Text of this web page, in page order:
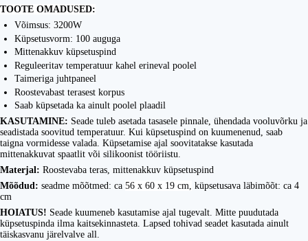
TOOTE OMADUSED:
Võimsus: 3200W
Küpsetusvorm: 100 auguga
Mittenakkuv küpsetuspind
Reguleeritav temperatuur kahel erineval poolel
Taimeriga juhtpaneel
Roostevabast terasest korpus
Saab küpsetada ka ainult poolel plaadil
KASUTAMINE: Seade tuleb asetada tasasele pinnale, ühendada vooluvõrku ja
seadistada soovitud temperatuur. Kui küpsetuspind on kuumenenud, saab
taigna vormidesse valada. Küpsetamise ajal soovitatakse kasutada
mittenakkuvat spaatlit või silikoonist tööriistu.
Materjal: Roostevaba teras, mittenakkuv küpsetuspind
Mõõdud: seadme mõõtmed: ca 56 x 60 x 19 cm, küpsetusava läbimõõt: ca 4
cm
HOIATUS! Seade kuumeneb kasutamise ajal tugevalt. Mitte puudutada
küpsetuspinda ilma kaitsekinnasteta. Lapsed tohivad seadet kasutada ainult
täiskasvanu järelvalve all.